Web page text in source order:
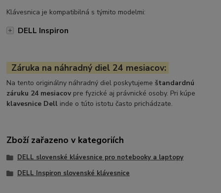
Klávesnica je kompatibilná s týmito modelmi:
DELL Inspiron
Záruka na náhradný diel 24 mesiacov:
Na tento originálny náhradný diel poskytujeme štandardnú
záruku 24 mesiacovpre fyzické aj právnické osoby. Pri kúpe
klavesnice Dell inde o túto istotu často prichádzate.
Zboží zařazeno v kategoriích
DELL slovenské klávesnice pro notebooky a laptopy
DELL Inspiron slovenské klávesnice